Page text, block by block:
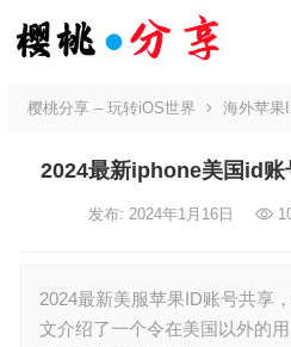
樱桃分享 – 玩转iOS世界 海外苹果
2024最新iphone美国id账
发布: 2024年1月16日
2024最新美服苹果ID账号共享
文介绍了一个令在美国以外的